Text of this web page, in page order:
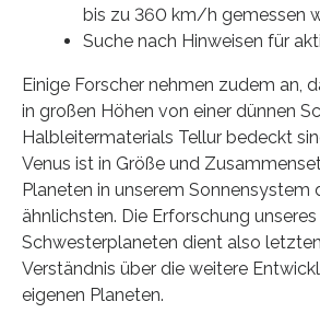
bis zu 360 km/h gemessen
Suche nach Hinweisen für
Einige Forscher nehmen zudem an,
in großen Höhen von einer dünnen
Halbleitermaterials Tellur bedeckt
Venus ist in Größe und
Planeten in unserem Sonnensystem
ähnlichsten. Die Erforschung unseres
Schwesterplaneten dient also
Verständnis über die weitere
eigenen Planeten.